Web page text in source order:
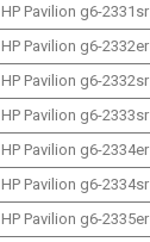
HP Pavilion g6-2331sr
HP Pavilion g6-2332er
HP Pavilion g6-2332sr
HP Pavilion g6-2333sr
HP Pavilion g6-2334er
HP Pavilion g6-2334sr
HP Pavilion g6-2335er